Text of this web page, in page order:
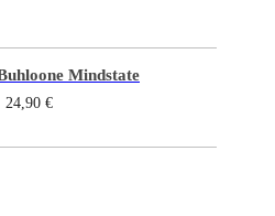
Mindstate
24,90 €